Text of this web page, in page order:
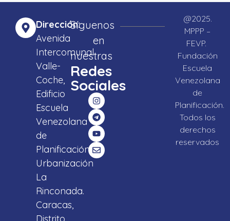
Dirección:
Avenida
Intercomunal
Valle-
Coche,
Edificio
Escuela
Venezolana
de
Planificación,
Urbanización
La
Rinconada.
Caracas,
Síguenos
en
nuestras
Redes
Sociales
@2025.
MPPP –
FEVP.
Fundación
Escuela
Venezolana
de
Planificación.
Todos los
derechos
reservados